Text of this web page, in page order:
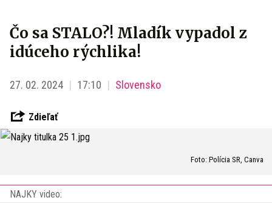
Čo sa STALO?! Mladík vypadol z
idúceho rýchlika!
27. 02. 2024 17:10 Slovensko
Zdieľať
Foto: Polícia SR, Canva
NAJKY video: